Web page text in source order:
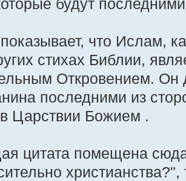
будут
что Ислам,
стихах Библии,
Откровением. Он
последними из
Царствии Божием .
цитата помещена
христианства?",